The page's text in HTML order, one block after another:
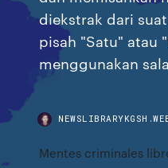
diekstrak dari
pisah "Satu" atau
menggunakan
Mentes criminales